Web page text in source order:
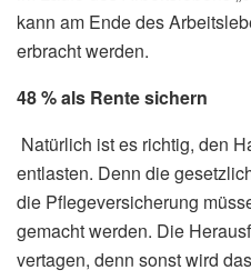
kann am Ende des
erbracht werden.
48 % als Rente sichern
Natürlich ist es richtig, den
entlasten. Denn die
die Pflegeversicherung
gemacht werden. Die
vertagen, denn sonst wird